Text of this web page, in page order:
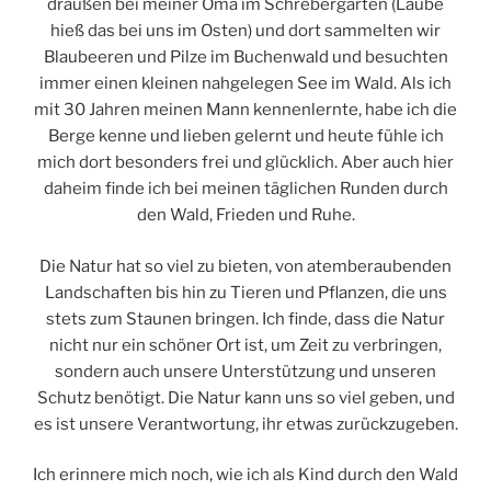
draußen bei meiner Oma im Schrebergarten (Laube
hieß das bei uns im Osten) und dort sammelten wir
Blaubeeren und Pilze im Buchenwald und besuchten
immer einen kleinen nahgelegen See im Wald. Als ich
mit 30 Jahren meinen Mann kennenlernte, habe ich die
Berge kenne und lieben gelernt und heute fühle ich
mich dort besonders frei und glücklich. Aber auch hier
daheim finde ich bei meinen täglichen Runden durch
den Wald, Frieden und Ruhe.
Die Natur hat so viel zu bieten, von atemberaubenden
Landschaften bis hin zu Tieren und Pflanzen, die uns
stets zum Staunen bringen. Ich finde, dass die Natur
nicht nur ein schöner Ort ist, um Zeit zu verbringen,
sondern auch unsere Unterstützung und unseren
Schutz benötigt. Die Natur kann uns so viel geben, und
es ist unsere Verantwortung, ihr etwas zurückzugeben.
Ich erinnere mich noch, wie ich als Kind durch den Wald